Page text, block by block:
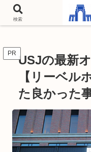
チケットやシーズンイベン
バを歩
PR USJの最新
【リーベル
た良かった
検索